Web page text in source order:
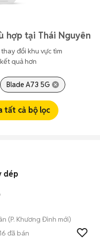
hợp tại Thái Nguyên
đổi khu vực tìm
quả hơn
Blade A73 5G
tất cả bộ lọc
dép
(P. Khương Đình mới)
16 đã bán